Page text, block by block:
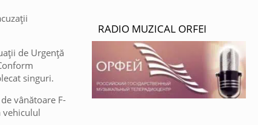
de Urgență
singuri.
vânătoare F-
vehiculul
RADIO MUZICAL ORFEI